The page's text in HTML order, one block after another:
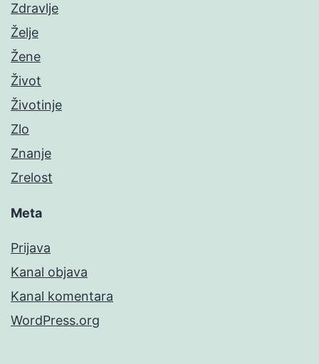
Zdravlje
Želje
Žene
Život
Životinje
Zlo
Znanje
Zrelost
Meta
Prijava
Kanal objava
Kanal komentara
WordPress.org